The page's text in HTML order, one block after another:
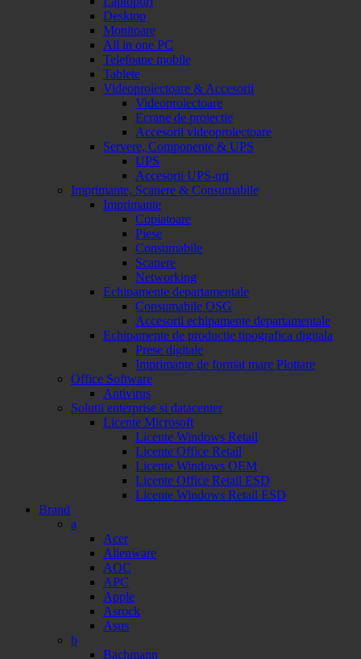
Desktop
Monitoare
All in one PC
Telefoane mobile
Tablete
Videoproiectoare & Accesorii
Videoproiectoare
Ecrane de proiectie
Accesorii videoproiectoare
Servere, Componente & UPS
UPS
Accesorii UPS-uri
Imprimante, Scanere & Consumabile
Imprimante
Copiatoare
Piese
Consumabile
Scanere
Networking
Echipamente departamentale
Consumabile OSG
Accesorii echipamente departamentale
Echipamente de productie tipografica digitala
Prese digitale
Imprimante de format mare Plottare
Office Software
Antivirus
Solutii enterprise si datacenter
Licente Microsoft
Licente Windows Retail
Licente Office Retail
Licente Windows OEM
Licente Office Retail ESD
Licente Windows Retail ESD
Brand
a
Acer
Alienware
AOC
APC
Apple
Asrock
Asus
b
Bachmann